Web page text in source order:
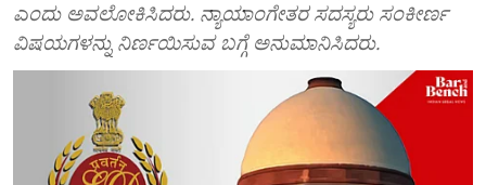
ಎಂದು ಅವಲೋಕಿಸಿದರು. ನ್ಯಾಯಾಂಗೇತರ ಸದಸ್ಯರು ಸಂಕೀರ್ಣ
ವಿಷಯಗಳನ್ನು ನಿರ್ಣಯಿಸುವ ಬಗ್ಗೆ ಅನುಮಾನಿಸಿದರು.